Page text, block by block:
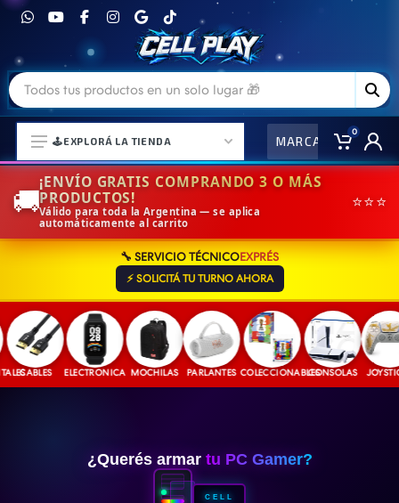
⌚ELECTRONICA Y ACCESORIOS
⛓️ACCESORIOS DE MODA💍
🎒MOCHILAS Y MAS👝
🎧AURICULARES URBANOS🎧
🎮CONSOLAS Y VIDEOJUEGOS
🎵PARLANTES BLUETOOTH🎵
👾COLECCIONABLES🧸
💻MUNDO PC GAMER💻
🕹️EXPLORÁ LA TIENDA MARCAS
0
🚚¡ENVÍO GRATIS COMPRANDO 3 O MÁS
PRODUCTOS!
Válido para toda la Argentina — se aplica
automáticamente al carrito
⭐⭐⭐
🔧 SERVICIO TÉCNICOEXPRÉS
⚡ SOLICITÁ TU TURNO AHORA
CABLES ELECTRONICA MOCHILAS PARLANTES COLECCIONABLESCONSOLAS JOYSTICKS
¿Querés armar tu PC Gamer?
CELL